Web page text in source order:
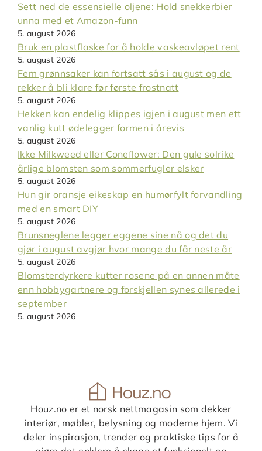
Sett ned de essensielle oljene: Hold snekkerbier
unna med et Amazon-funn
5. august 2026
Bruk en plastflaske for å holde vaskeavløpet rent
5. august 2026
Fem grønnsaker kan fortsatt sås i august og de
rekker å bli klare før første frostnatt
5. august 2026
Hekken kan endelig klippes igjen i august men ett
vanlig kutt ødelegger formen i årevis
5. august 2026
Ikke Milkweed eller Coneflower: Den gule solrike
årlige blomsten som sommerfugler elsker
5. august 2026
Hun gir oransje eikeskap en humørfylt forvandling
med en smart DIY
5. august 2026
Brunsneglene legger eggene sine nå og det du
gjør i august avgjør hvor mange du får neste år
5. august 2026
Blomsterdyrkere kutter rosene på en annen måte
enn hobbygartnere og forskjellen synes allerede i
september
5. august 2026
Houz.no er et norsk nettmagasin som dekker
interiør, møbler, belysning og moderne hjem. Vi
deler inspirasjon, trender og praktiske tips for å